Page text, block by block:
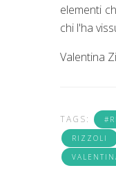
elementi
chi l'ha
Valentina
TAGS:
RIZZOLI